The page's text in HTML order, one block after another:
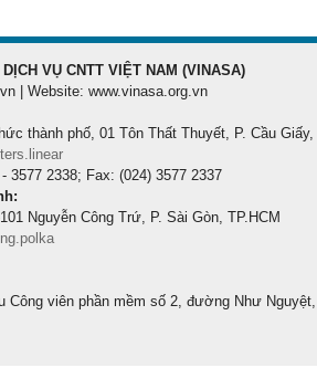
VỤ CNTT VIỆT NAM (VINASA)
| Website: www.vinasa.org.vn
thành phố, 01 Tôn Thất Thuyết, P. Cầu Giấy,
3577 2338; Fax: (024) 3577 2337
Nguyễn Công Trứ, P. Sài Gòn, TP.HCM
Công viên phần mềm số 2, đường Như